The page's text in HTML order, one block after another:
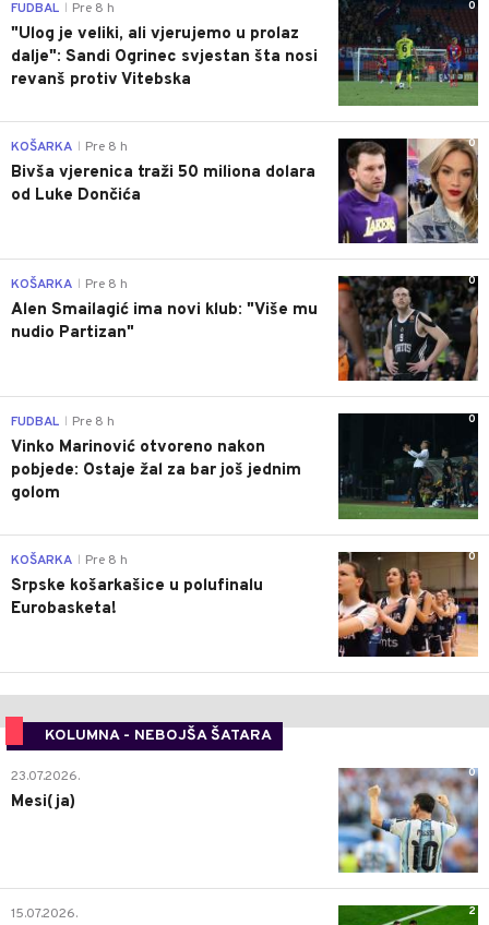
0
FUDBAL Pre 8 h
"Ulog je veliki, ali vjerujemo u prolaz
dalje": Sandi Ogrinec svjestan šta nosi
revanš protiv Vitebska
0
KOŠARKA Pre 8 h
Bivša vjerenica traži 50 miliona dolara
od Luke Dončića
0
KOŠARKA Pre 8 h
Alen Smailagić ima novi klub: "Više mu
nudio Partizan"
0
FUDBAL Pre 8 h
Vinko Marinović otvoreno nakon
pobjede: Ostaje žal za bar još jednim
golom
0
KOŠARKA Pre 8 h
Srpske košarkašice u polufinalu
Eurobasketa!
KOLUMNA - NEBOJŠA ŠATARA
0
23.07.2026.
Mesi(ja)
2
15.07.2026.